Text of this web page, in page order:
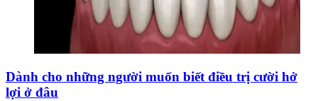
Dành cho những người muốn biết điều trị cười hở
lợi ở đâu